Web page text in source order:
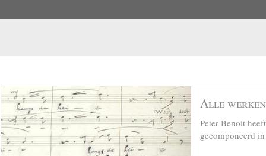
Alle werken
Peter Benoit
gecomponeerd